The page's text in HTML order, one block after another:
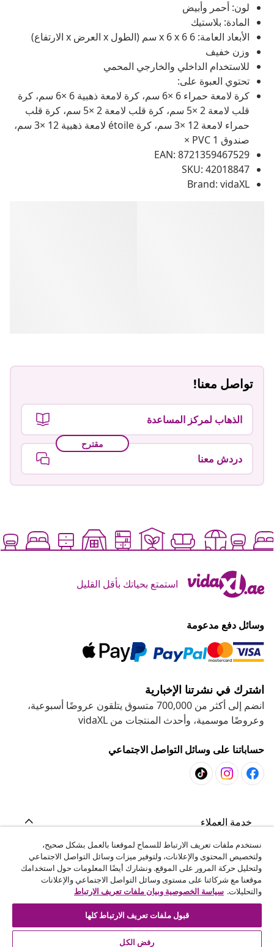
لون: أحمر وأبيض
المادة: بلاستيك
الأبعاد العامة: 6 x 6 x 6 سم (الطول x العرض x الارتفاع)
وزن خفيف
للاستخدام الداخلي والخارجي المحمي
تحتوي العبوة على:
كرة لامعة حمراء 6 ×6 سم، كرة لامعة ذهبية 6 ×6 سم، كرة
قلب لامعة 2 ×5 سم، كرة قلب لامعة 2 ×5 سم، كرة قلب
حمراء لامعة 12 ×3 سم، كرة étoile لامعة ذهبية 12 ×3 سم،
صندوق PVC 1 ×
EAN: 8721359467529
SKU: 42018847
Brand: vidaXL
تواصل معنا!
الذهاب لمركز المساعدة
مقترح
دردش معنا
استمتع بحياتك بأقل القليل
وسائل دفع مدعومة
اشترك في نشرتنا الإخبارية
انضم إلى أكثر من 700,000 متسوق يتلقون عروضًا أسبوعية،
وعروضًا موسمية، وأحدث المنتجات من vidaXL
حساباتنا على وسائل التواصل الاجتماعي
خدمة العملاء
المشاريع
vidaXL
اكتشف المزيد
نستخدم ملفات تعريف الارتباط للسماح لموقعنا بالعمل بشكل صحيح،
ولتخصيص المحتوى والإعلانات، ولتوفير ميزات وسائل التواصل الاجتماعي
ولتحليل حركة المرور على الموقع. ونشارك أيضًا المعلومات حول استخدامك
موقعنا مع شركائنا على مستوى وسائل التواصل الاجتماعي والإعلانات
والتحليلات. سياسة الخصوصية وبيان ملفات تعريف الارتباط
قبول ملفات تعريف الارتباط كلها
رفض الكل